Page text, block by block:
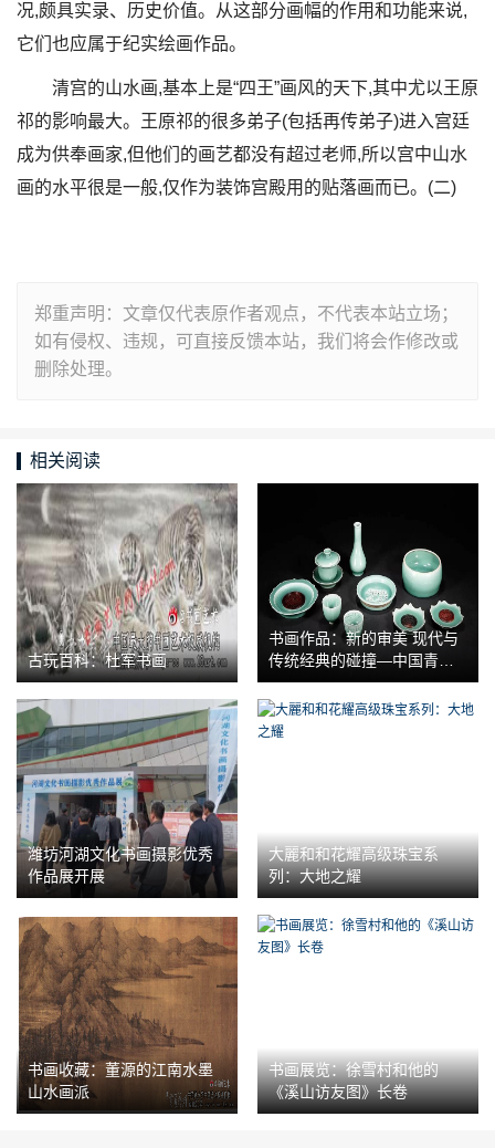
况,颇具实录、历史价值。从这部分画幅的作用和功能来说,
它们也应属于纪实绘画作品。
清宫的山水画,基本上是“四王”画风的天下,其中尤以王原
祁的影响最大。王原祁的很多弟子(包括再传弟子)进入宫廷
成为供奉画家,但他们的画艺都没有超过老师,所以宫中山水
画的水平很是一般,仅作为装饰宫殿用的贴落画而已。(二)
郑重声明：文章仅代表原作者观点，不代表本站立场；
如有侵权、违规，可直接反馈本站，我们将会作修改或
删除处理。
相关阅读
古玩百科：杜军书画
书画作品：新的审美 现代与
传统经典的碰撞—中国青瓷
全新的呈献
潍坊河湖文化书画摄影优秀
作品展开展
大麗和和花耀高级珠宝系
列：大地之耀
书画收藏：董源的江南水墨
山水画派
书画展览：徐雪村和他的
《溪山访友图》长卷